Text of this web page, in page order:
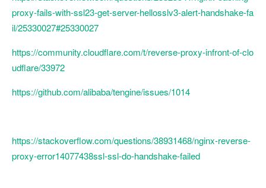
proxy-fails-with-ssl23-get-server-hellosslv3-alert-handshake-fa
il/25330027#25330027
https://community.cloudflare.com/t/reverse-proxy-infront-of-clo
udflare/33972
https://github.com/alibaba/tengine/issues/1014
https://stackoverflow.com/questions/38931468/nginx-reverse-
proxy-error14077438ssl-ssl-do-handshake-failed